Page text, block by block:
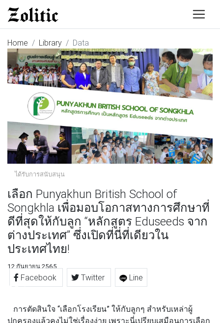
Home Library Data
ได้รับการสนับสนุน
เลือก Punyakhun British School of
Songkhla เพื่อมอบโอกาสทางการศึกษาที่
ดีที่สุดให้กับลูก “หลักสูตร Eduseeds จาก
ต่างประเทศ” ซึ่งเปิดที่นี่ที่เดียวใน
ประเทศไทย!
12 กันยายน 2565
Facebook Twitter Line
การตัดสินใจ “เลือกโรงเรียน” ให้กับลูกๆ สำหรับเหล่าผู้
ปกครองแล้วคงไม่ใช่เรื่องง่าย เพราะนี่เปรียบเสมือนการเลือก